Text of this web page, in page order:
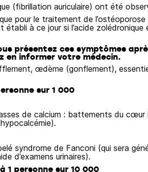
(fibrillation auriculaire) ont été
pour le traitement de
établi à ce jour si l’acide zolédronique
présentez ces symptômes
en informer votre médecin.
œdème (gonflement),
sur 1 000
de calcium : battements du cœur
syndrome de Fanconi (qui sera
d’examens urinaires).
1 personne sur 10 000